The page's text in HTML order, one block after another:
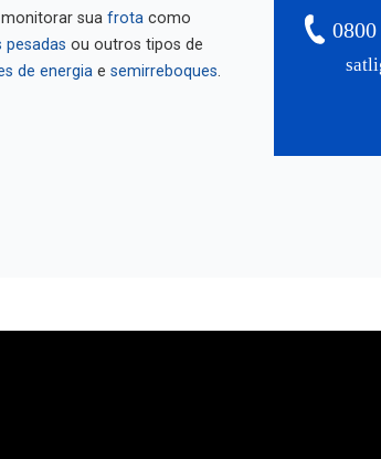
sua frota como
pesadas ou outros tipos de
de energia e semirreboques